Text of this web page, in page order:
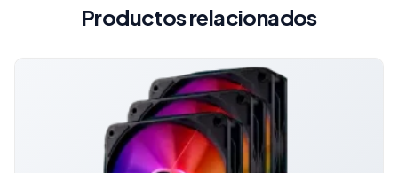
Productos relacionados